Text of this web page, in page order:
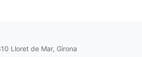
Lloret de Mar, Girona